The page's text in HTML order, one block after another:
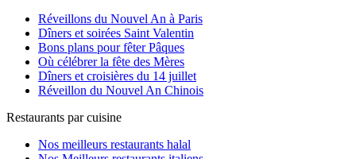
Réveillons du Nouvel An à Paris
Dîners et soirées Saint Valentin
Bons plans pour fêter Pâques
Où célébrer la fête des Mères
Dîners et croisières du 14 juillet
Réveillon du Nouvel An Chinois
Restaurants par cuisine
Nos meilleurs restaurants halal